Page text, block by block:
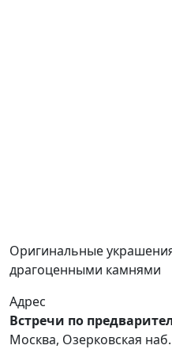
Оригинальные
драгоценными камнями
Адрес
Встречи по
Москва, Озерковская